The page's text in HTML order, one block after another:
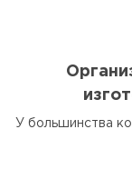
У большинства